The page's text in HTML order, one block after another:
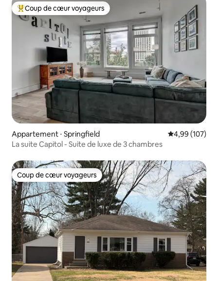
Coups de cœur voyageurs les plus appréciés
Coup de cœur voyageurs
Appartement ⋅ Springfield Évaluation
4,99 (107)
La suite Capitol - Suite de luxe de 3 chambres
Coup de cœur voyageurs
Coup de cœur voyageurs